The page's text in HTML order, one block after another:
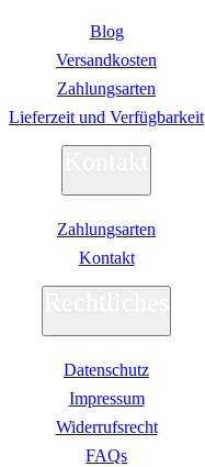
Blog
Versandkosten
Zahlungsarten
Lieferzeit und Verfügbarkeit
Zahlungsarten
Kontakt
Datenschutz
Impressum
Widerrufsrecht
FAQs